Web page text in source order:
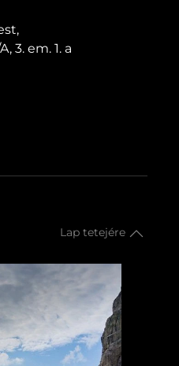
3. em. 1. a
Lap tetejére